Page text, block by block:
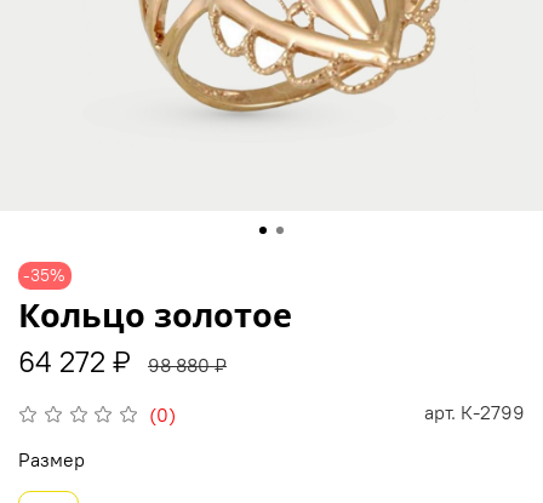
-35%
(0) арт. К-2799
Кольцо золотое
64 272 ₽ 98 880 ₽
Размер